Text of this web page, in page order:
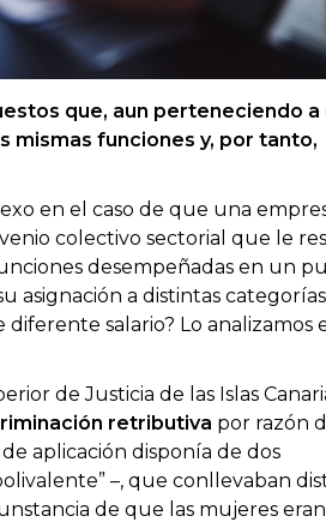
que, aun perteneciendo a
mismas funciones y, por tanto,
en el caso de que una
colectivo sectorial que le
desempeñadas en un
asignación a distintas
salario? Lo analizamos
de Justicia de las Islas
retributiva por razón
aplicación disponía de dos
–, que conllevaban
de que las mujeres eran